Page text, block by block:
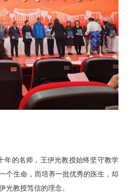
年的名师， 王伊光教授始终坚守教学
个生命，而培养一批优秀的医生，却
光教授笃信的理念。